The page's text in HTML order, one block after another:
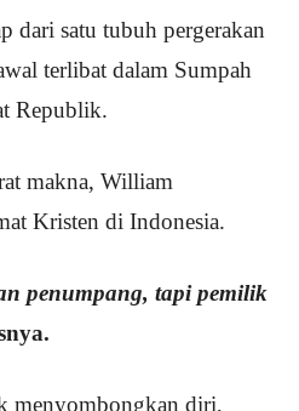
dari satu tubuh pergerakan
terlibat dalam Sumpah
Republik.
makna, William
Kristen di Indonesia.
penumpang, tapi pemilik
menyombongkan diri,